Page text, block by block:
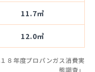
11.7㎥
12.0㎥
８年度プロパンガス消費実
態調査」